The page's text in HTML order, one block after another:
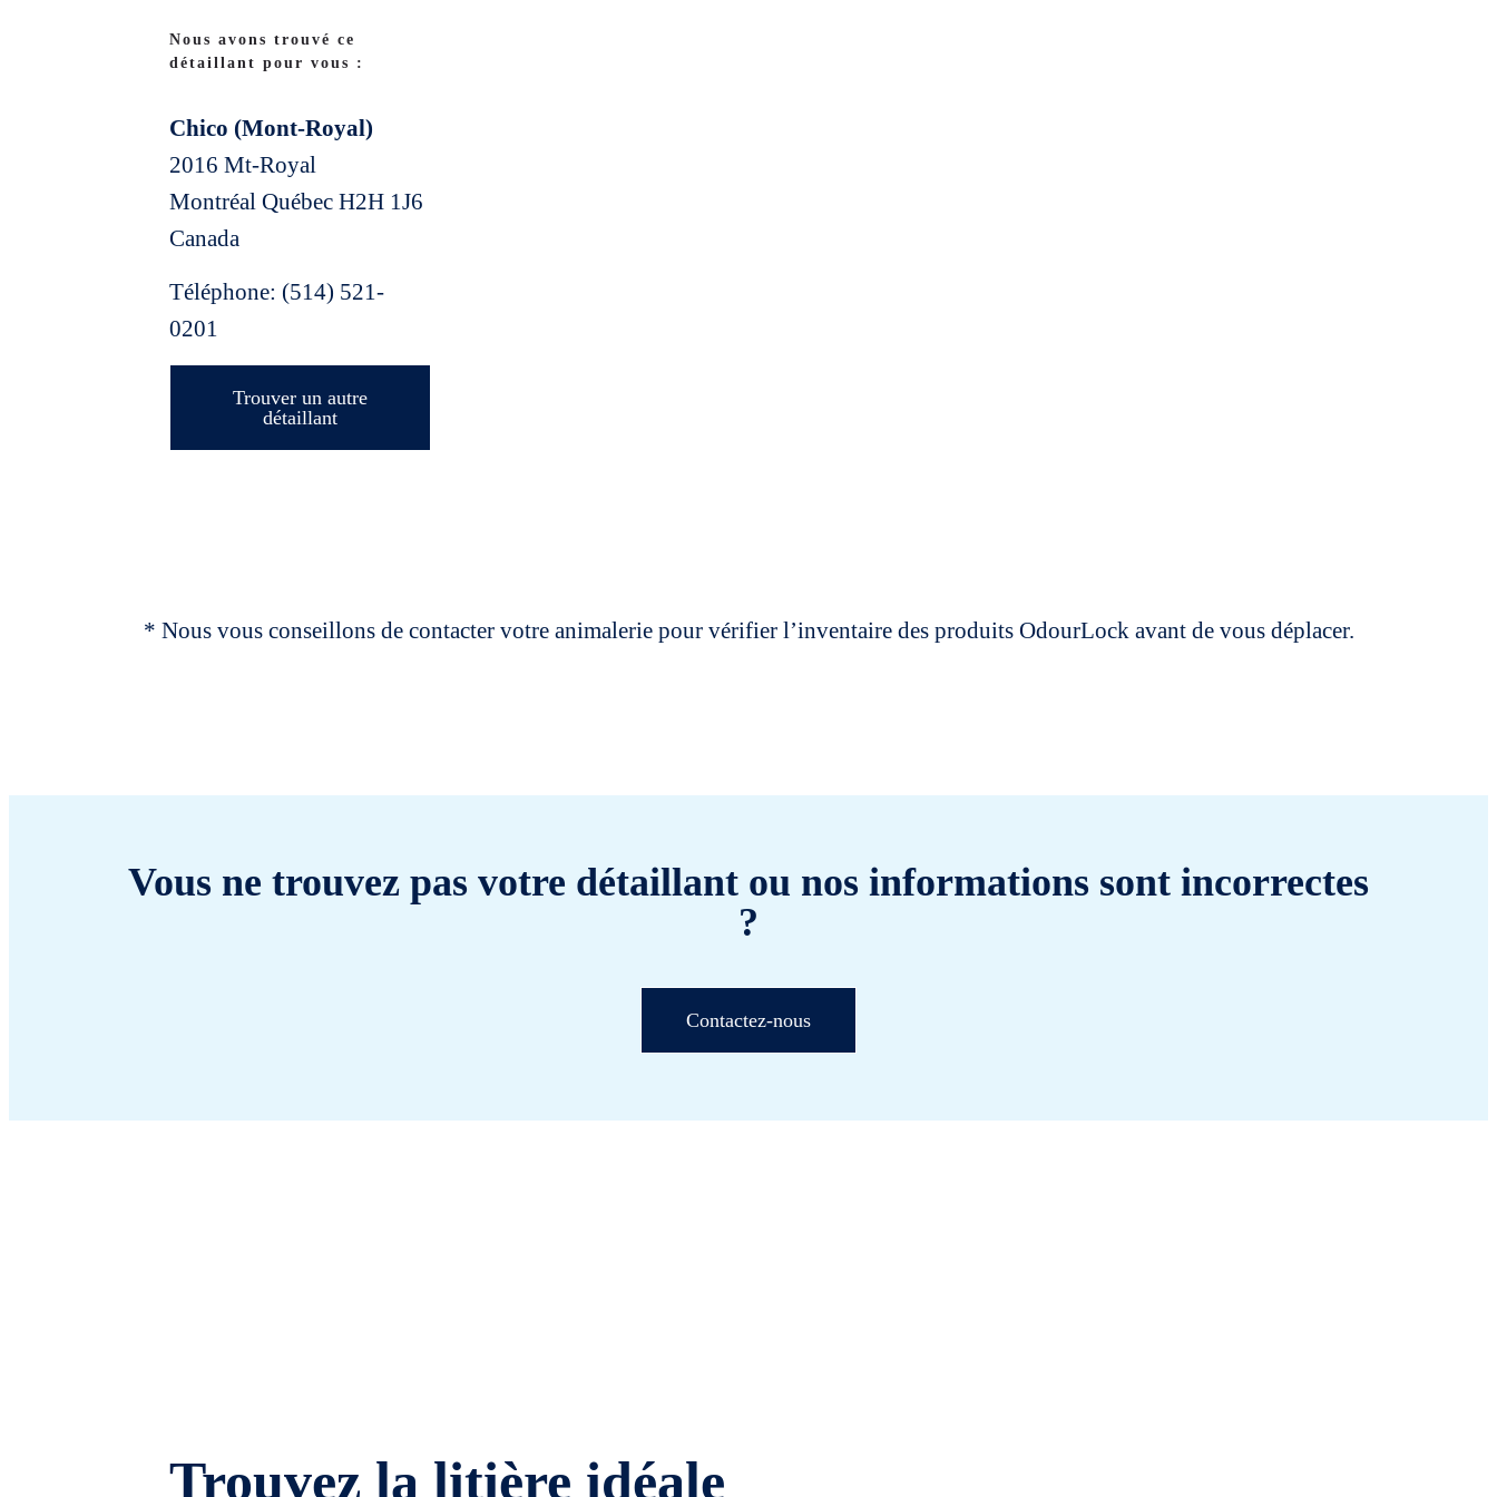
Nous avons trouvé ce
détaillant pour vous :
Chico (Mont-Royal)
2016 Mt-Royal
Montréal Québec H2H 1J6
Canada
Téléphone: (514) 521-
0201
Trouver un autre
détaillant
* Nous vous conseillons de contacter votre animalerie pour vérifier l’inventaire des produits OdourLock avant de vous déplacer.
Vous ne trouvez pas votre détaillant ou nos informations sont incorrectes
?
Contactez-nous
Trouvez la litière idéale